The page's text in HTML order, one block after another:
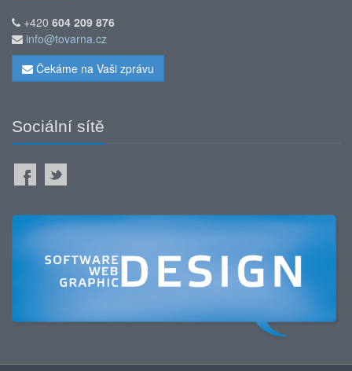
+420 604 209 876
info@tovarna.cz
Čekáme na Vaši zprávu
Sociální sítě